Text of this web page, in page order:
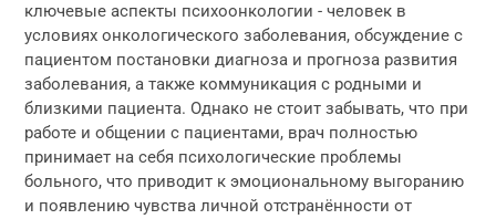
ключевые аспекты психоонкологии - человек в
условиях онкологического заболевания, обсуждение с
пациентом постановки диагноза и прогноза развития
заболевания, а также коммуникация с родными и
близкими пациента. Однако не стоит забывать, что при
работе и общении с пациентами, врач полностью
принимает на себя психологические проблемы
больного, что приводит к эмоциональному выгоранию
и появлению чувства личной отстранённости от